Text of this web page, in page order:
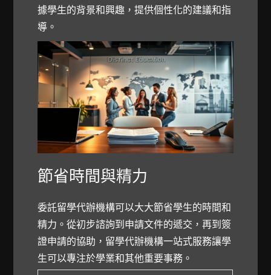
據學生的背景和興趣，提供個性化的建議和指
導。
節省時間與精力
委託留學代辦機構可以大大節省學生的時間和
精力。從初步諮詢到申請文件的遞交，再到簽
證申請的協助，留學代辦機構一站式服務讓學
生可以專注於學業和其他重要事務。